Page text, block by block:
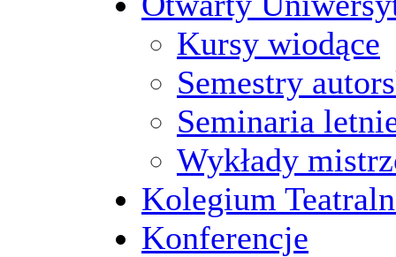
Kursy wiodące
Semestry
Seminaria
Wykłady
Kolegium
Konferencje